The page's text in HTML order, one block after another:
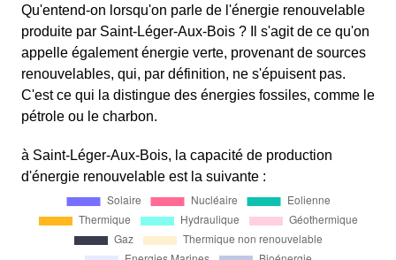
Qu'entend-on lorsqu'on parle de l'énergie renouvelable
produite par Saint-Léger-Aux-Bois ? Il s'agit de ce qu'on
appelle également énergie verte, provenant de sources
renouvelables, qui, par définition, ne s'épuisent pas.
C'est ce qui la distingue des énergies fossiles, comme le
pétrole ou le charbon.
à Saint-Léger-Aux-Bois, la capacité de production
d'énergie renouvelable est la suivante :